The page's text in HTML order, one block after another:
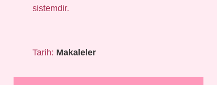
sistemdir.
Tarih: Makaleler